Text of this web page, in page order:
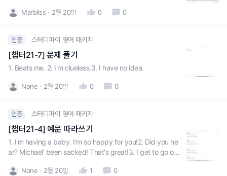
Marbliss 2월 20일 0 0
인증 스터디파이 영어 패키지
[챕터21-7] 문제 풀기
1. Beats me. 2. I'm clueless.3. I have no idea.
None 2월 20일 0 0
인증 스터디파이 영어 패키지
[챕터21-4] 예문 따라쓰기
1. I'm having a baby. I'm so happy for you!2. Did you he
ar? Michael' been sacked! That's great!3. I get to go on
None 2월 20일 1 0